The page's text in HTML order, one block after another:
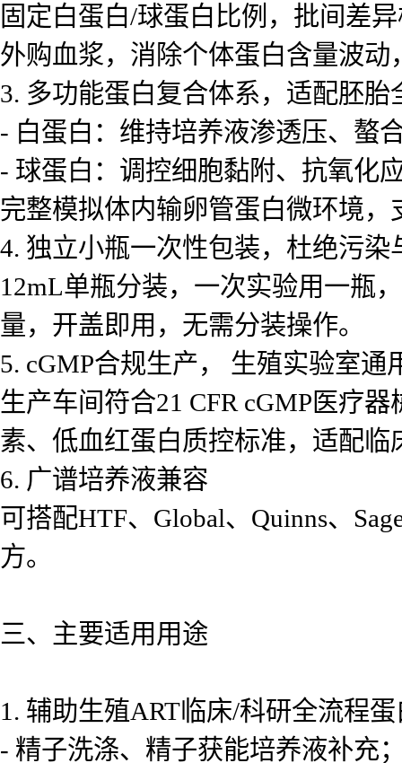
固定白蛋白/球蛋白比例，批间差
外购血浆，消除个体蛋白含量波
3. 多功能蛋白复合体系，适配胚胎
- 白蛋白：维持培养液渗透压、螯
- 球蛋白：调控细胞黏附、抗氧化
完整模拟体内输卵管蛋白微环境
4. 独立小瓶一次性包装，杜绝污染
12mL单瓶分装，一次实验用一瓶
量，开盖即用，无需分装操作。
5. cGMP合规生产， 生殖实验室通
生产车间符合21 CFR cGMP医疗
素、低血红蛋白质控标准，适配临
6. 广谱培养液兼容
可搭配HTF、Global、Quinns、
方。
三、主要适用用途
1. 辅助生殖ART临床/科研全流程
- 精子洗涤、精子获能培养液补充